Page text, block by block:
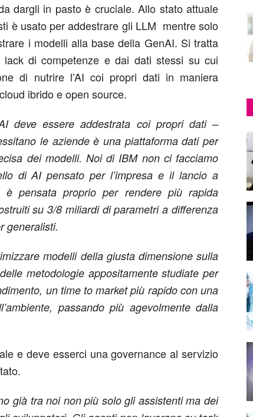
dargli in pasto è cruciale. Allo stato attuale
è usato per addestrare gli LLM mentre solo
i modelli alla base della GenAI. Si tratta
di competenze e dai dati stessi su cui
di nutrire l’AI coi propri dati in maniera
ibrido e open source.
deve essere addestrata coi propri dati –
le aziende è una piattaforma dati per
dei modelli. Noi di IBM non ci facciamo
di AI pensato per l’impresa e il lancio a
pensata proprio per rendere più rapida
su 3/8 miliardi di parametri a differenza
generalisti.
modelli della giusta dimensione sulla
metodologie appositamente studiate per
un time to market più rapido con una
passando più agevolmente dalla
e deve esserci una governance al servizio
già tra noi non più solo gli assistenti ma dei